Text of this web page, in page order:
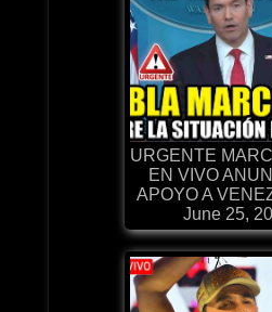
URGENTE
EN VIVO
APOYO A
June 25,